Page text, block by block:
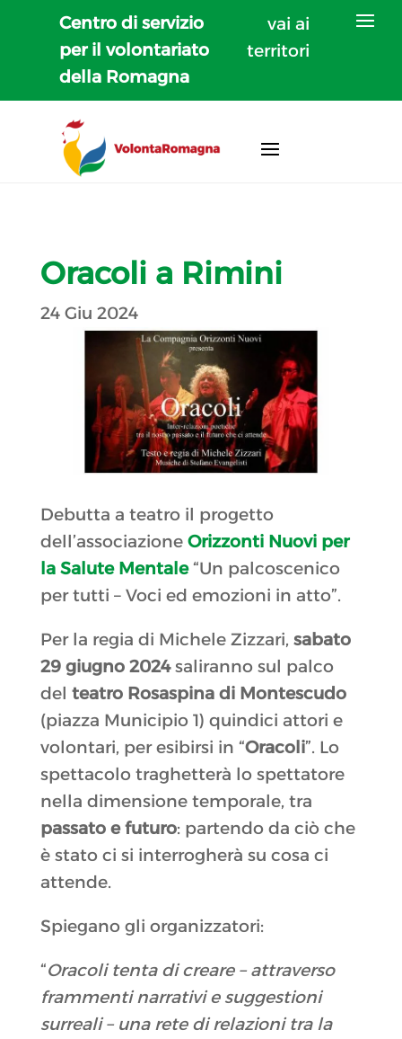
Centro di servizio
per il volontariato
della Romagna
vai ai
territori
Oracoli a Rimini
24 Giu 2024
Debutta a teatro il progetto
dell’associazioneOrizzonti Nuovi per
la Salute Mentale“Un palcoscenico
per tutti – Voci ed emozioni in atto”.
Per la regia di Michele Zizzari, sabato
29 giugno 2024saliranno sul palco
del teatro Rosaspina di Montescudo
(piazza Municipio 1) quindici attori e
volontari, per esibirsi in “Oracoli”. Lo
spettacolo traghetterà lo spettatore
nella dimensione temporale, tra
passato e futuro: partendo da ciò che
è stato ci si interrogherà su cosa ci
attende.
Spiegano gli organizzatori:
“Oracoli tenta di creare – attraverso
frammenti narrativi e suggestioni
surreali – una rete di relazioni tra la